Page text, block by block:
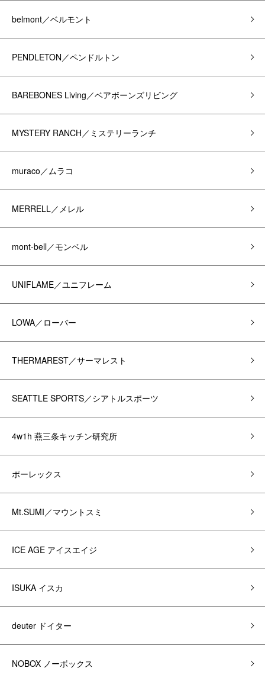
belmont／ベルモント
PENDLETON／ペンドルトン
BAREBONES Living／ベアボーンズリビング
MYSTERY RANCH／ミステリーランチ
muraco／ムラコ
MERRELL／メレル
mont-bell／モンベル
UNIFLAME／ユニフレーム
LOWA／ローバー
THERMAREST／サーマレスト
SEATTLE SPORTS／シアトルスポーツ
4w1h 燕三条キッチン研究所
ポーレックス
Mt.SUMI／マウントスミ
ICE AGE アイスエイジ
ISUKA イスカ
deuter ドイター
NOBOX ノーボックス